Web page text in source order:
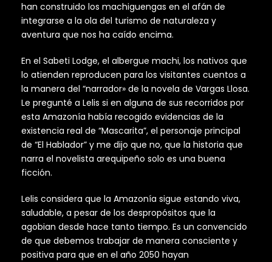
han construido los machiguengas en el afán de
integrarse a la ola del turismo de naturaleza y
aventura que nos ha caído encima.
En el Sabeti Lodge, el albergue machi, los nativos que
lo atienden reproducen para los visitantes cuentos a
la manera del “narrador» de la novela de Vargas Llosa.
Le pregunté a Lelis si en alguna de sus recorridos por
esta Amazonía había recogido evidencias de la
existencia real de “Mascarita”, el personaje principal
de “El Hablador” y me dijo que no, que la historia que
narra el novelista arequipeño solo es una buena
ficción.
Lelis considera que la Amazonía sigue estando viva,
saludable, a pesar de los despropósitos que la
agobian desde hace tanto tiempo. Es un convencido
de que debemos trabajar de manera consciente y
positiva para que en el año 2050 hayan